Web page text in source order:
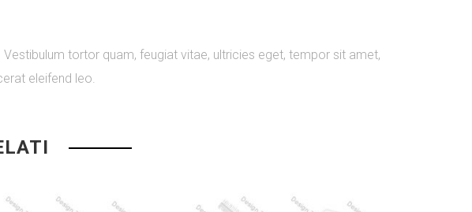
tortor quam, feugiat vitae, ultricies eget, tempor sit amet,
eleifend leo.